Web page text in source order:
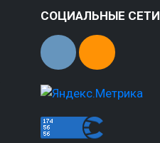
СОЦИАЛЬНЫЕ СЕТИ